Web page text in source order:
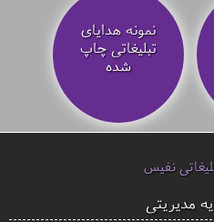
نمونه هدایای
تبلیغاتی چاپ
شده
نفیس
مدیریتی